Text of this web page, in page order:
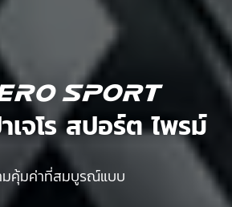
จโร สปอร์ต ไพรม์
มคุ้มค่าที่สมบูรณ์แบบ